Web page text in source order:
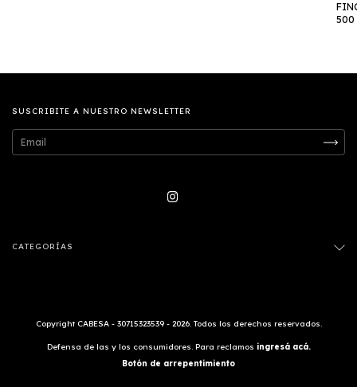
500
SUSCRIBITE A NUESTRO NEWSLETTER
CATEGORÍAS
Copyright CABESA - 30715323539 - 2026. Todos los derechos reservados.
Defensa de las y los consumidores. Para reclamos ingresá acá.
Botón de arrepentimiento